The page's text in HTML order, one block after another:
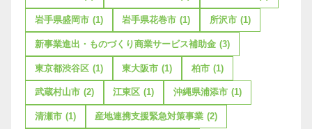
岩手県盛岡市 (1) 岩手県花巻市 (1) 所沢市 (1)
新事業進出・ものづくり商業サービス補助金 (3)
東京都渋谷区 (1) 東大阪市 (1) 柏市 (1)
武蔵村山市 (2) 江東区 (1) 沖縄県浦添市 (1)
清瀬市 (1) 産地連携支援緊急対策事業 (2)